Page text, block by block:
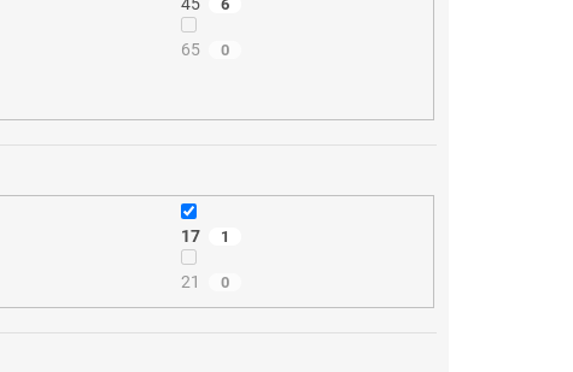
6
65 0
17 1
21 0